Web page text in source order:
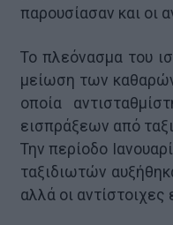
παρουσίασαν και οι
Το πλεόνασμα του
μείωση των
οποία
εισπράξεων από
Την περίοδο
ταξιδιωτών
αλλά οι